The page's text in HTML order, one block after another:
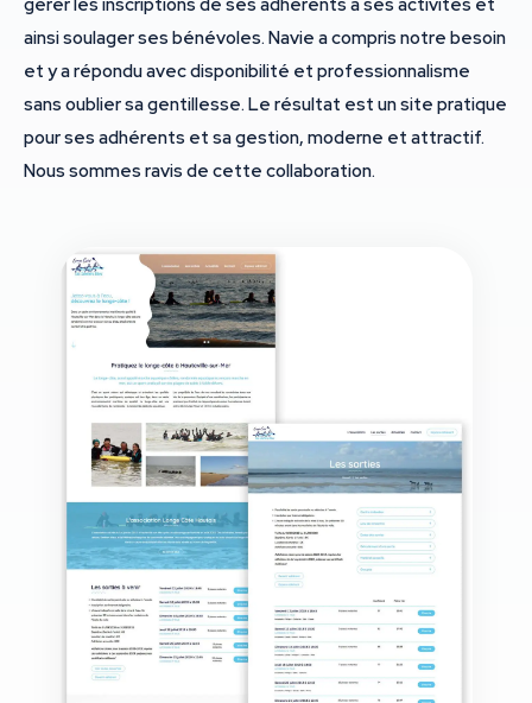
gérer les inscriptions de ses adhérents à ses activités et
ainsi soulager ses bénévoles. Navie a compris notre besoin
et y a répondu avec disponibilité et professionnalisme
sans oublier sa gentillesse. Le résultat est un site pratique
pour ses adhérents et sa gestion, moderne et attractif.
Nous sommes ravis de cette collaboration.